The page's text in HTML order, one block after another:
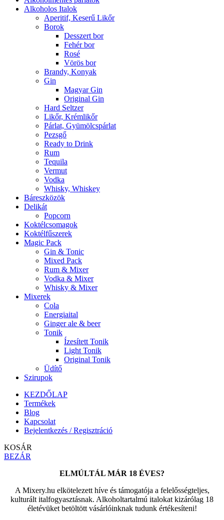
Alkoholos Italok
Aperitif, Keserű Likőr
Borok
Desszert bor
Fehér bor
Rosé
Vörös bor
Brandy, Konyak
Gin
Magyar Gin
Original Gin
Hard Seltzer
Likőr, Krémlikőr
Párlat, Gyümölcspárlat
Pezsgő
Ready to Drink
Rum
Tequila
Vermut
Vodka
Whisky, Whiskey
Báreszközök
Delikát
Popcorn
Koktélcsomagok
Koktélfűszerek
Magic Pack
Gin & Tonic
Mixed Pack
Rum & Mixer
Vodka & Mixer
Whisky & Mixer
Mixerek
Cola
Energiaital
Ginger ale & beer
Tonik
Ízesített Tonik
Light Tonik
Original Tonik
Üdítő
Szirupok
KEZDŐLAP
Termékek
Blog
Kapcsolat
Bejelentkezés / Regisztráció
KOSÁR
BEZÁR
ELMÚLTÁL MÁR 18 ÉVES?
A Mixery.hu elkötelezett híve és támogatója a felelősségteljes,
kulturált italfogyasztásnak. Alkoholtartalmú italokat kizárólag 18
életévüket betöltött vásárlóinknak tudunk értékesíteni!